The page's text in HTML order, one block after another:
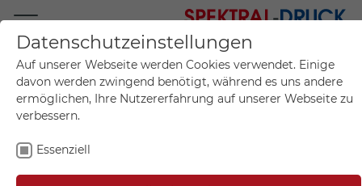
Mo.-Fr. 09:00-17:00
+49 (0)711 55 75 25
Mein Konto
Datenschutzeinstellungen
Auf unserer Webseite werden Cookies verwendet. Einige
davon werden zwingend benötigt, während es uns andere
ermöglichen, Ihre Nutzererfahrung auf unserer Webseite zu
verbessern.
Essenziell